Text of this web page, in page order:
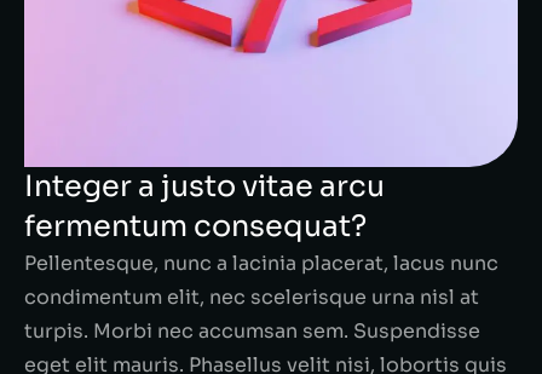
Integer a justo vitae arcu
fermentum consequat?
Pellentesque, nunc a lacinia placerat, lacus nunc
condimentum elit, nec scelerisque urna nisl at
turpis. Morbi nec accumsan sem. Suspendisse
eget elit mauris. Phasellus velit nisi, lobortis quis